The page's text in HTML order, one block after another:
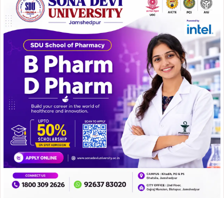
परिषद की महिलाओं का सम्मान किया जाना चाहिए, खासकर उन
महिलाओं को जो विभिन्न क्षेत्रों में उत्कृष्ट कार्य कर रही हैं, जैसे व्यापार,
समाज सेवा, आदि।